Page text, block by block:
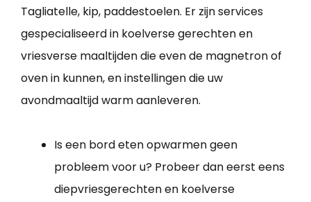
Tagliatelle, kip, paddestoelen. Er zijn services
gespecialiseerd in koelverse gerechten en
vriesverse maaltijden die even de magnetron of
oven in kunnen, en instellingen die uw
avondmaaltijd warm aanleveren.
Is een bord eten opwarmen geen
probleem voor u? Probeer dan eerst eens
diepvriesgerechten en koelverse